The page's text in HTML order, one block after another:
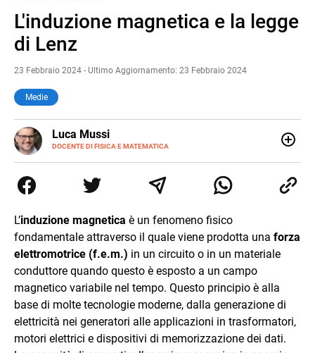
L'induzione magnetica e la legge
di Lenz
23 Febbraio 2024 - Ultimo Aggiornamento: 23 Febbraio 2024
Medie
Luca Mussi
DOCENTE DI FISICA E MATEMATICA
LINKEDIN
ALTRI
SITI
supporto allo studio con sedi a Milano e in Brianza.
Appassionato di cucina, viaggi, e sport come rugby,
imparare.
L’induzione magnetica è un fenomeno fisico
fondamentale attraverso il quale viene prodotta una forza
elettromotrice (f.e.m.) in un circuito o in un materiale
conduttore quando questo è esposto a un campo
magnetico variabile nel tempo. Questo principio è alla
base di molte tecnologie moderne, dalla generazione di
elettricità nei generatori alle applicazioni in trasformatori,
motori elettrici e dispositivi di memorizzazione dei dati.